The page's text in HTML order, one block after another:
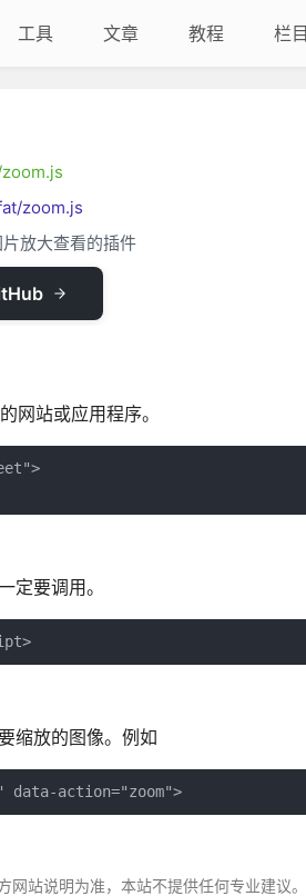
工具 文章 教程 栏目
zoom.js
放大查看的插件
网站或应用程序。
要调用。
缩放的图像。例如
data-action="zoom">
网站说明为准，本站不提供任何专业建议